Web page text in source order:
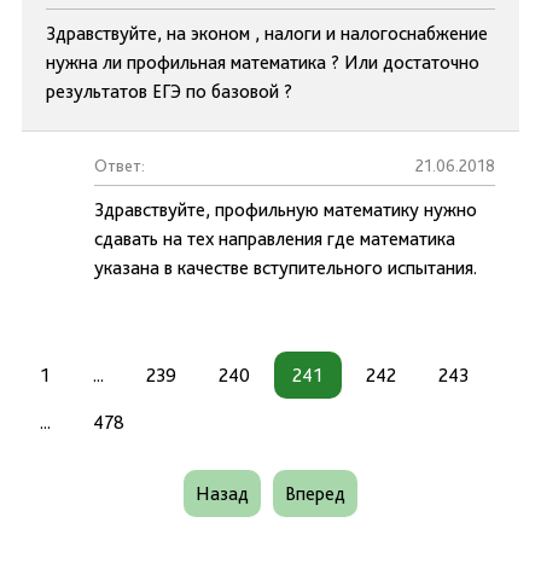
Здравствуйте, на эконом , налоги и налогоснабжение
нужна ли профильная математика ? Или достаточно
результатов ЕГЭ по базовой ?
Ответ: 21.06.2018
Здравствуйте, профильную математику нужно
сдавать на тех направления где математика
указана в качестве вступительного испытания.
1 ... 239 240 241 242 243
... 478
Назад Вперед